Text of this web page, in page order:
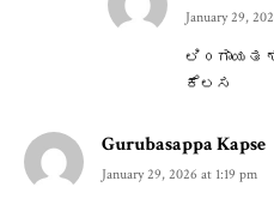
January 29,
ಲಿ೦ಗಾಯತ
ಕೆಲಸ
Gurubasappa Kapse
January 29, 2026 at 1:19 pm